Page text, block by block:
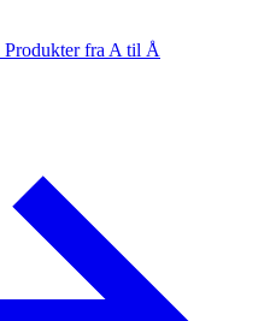
Produkter fra A til Å